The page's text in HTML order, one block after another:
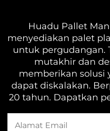
Huadu Pallet
menyediakan palet
untuk pergudangan.
mutakhir dan
memberikan solusi
dapat diskalakan.
20 tahun. Dapatkan